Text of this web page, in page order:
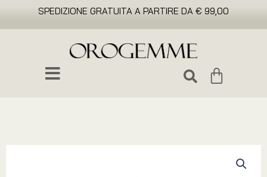
SPEDIZIONE GRATUITA A PARTIRE DA € 99,00